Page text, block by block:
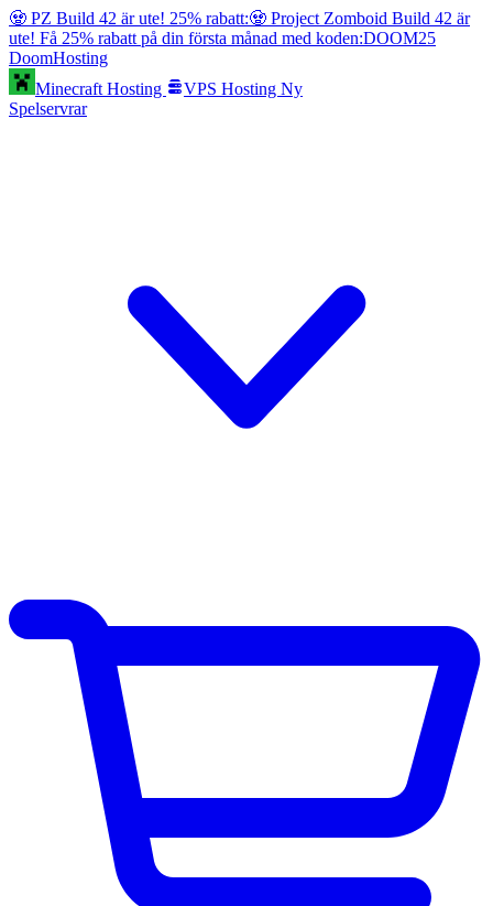
🧟 PZ Build 42 är ute! 25% rabatt:🧟 Project Zomboid Build 42 är
ute! Få 25% rabatt på din första månad med koden:DOOM25
DoomHosting
Minecraft Hosting
VPS Hosting Ny
Spelservrar